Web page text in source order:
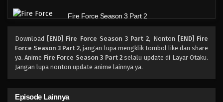
Fire Force Season 3 Part 2
Fire Force Season 3 Part 2
Eps 8 - Februari 28, 2026
Fire Force Season 3 Part 2
Download [END] Fire Force Season 3 Part 2, Nonton [END] Fire
Force Season 3 Part 2, jangan lupa mengklik tombol like dan share
ya. Anime Fire Force Season 3 Part 2selalu update di Layar Otaku.
Jangan lupa nonton update anime lainnya ya.
Episode Lainnya